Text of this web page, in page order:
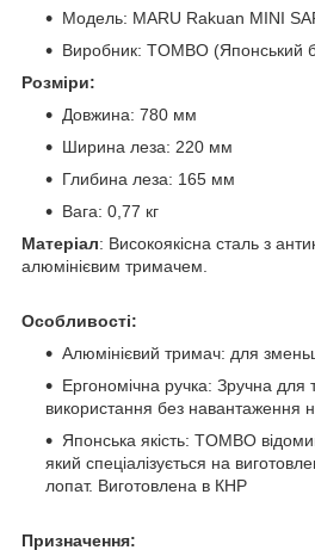
Модель: MARU Rakuan MINI
Виробник: TOMBO (Японський
Розміри:
Довжина: 780 мм
Ширина леза: 220 мм
Глибина леза: 165 мм
Вага: 0,77 кг
Матеріал: Високоякісна сталь з
алюмінієвим тримачем.
Особливості:
Алюмінієвий тримач: для
Ергономічна ручка: Зручна для
використання без навантаження
Японська якість: TOMBO
який спеціалізується на
лопат. Виготовлена в КНР
Призначення: